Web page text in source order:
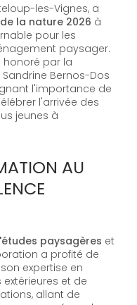
les-Vignes, a
la nature 2026 à
pour les
paysager.
honoré par la
Bernos-Dos
l'importance de
l'arrivée des
jeunes à
AU
paysagères et
a profité de
expertise en
et de
allant de